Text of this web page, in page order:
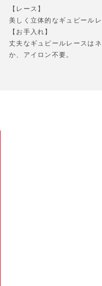
【レース】
美しく立体的なギュピール
【お手入れ】
丈夫なギュピールレースは
か、アイロン不要。